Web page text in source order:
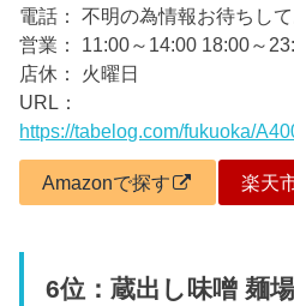
電話： 不明の為情報お待ちし
営業： 11:00～14:00 18:00～
店休： 火曜日
URL：
https://tabelog.com/fukuoka/
Amazonで探す 楽天
6位：蔵出し味噌 麺